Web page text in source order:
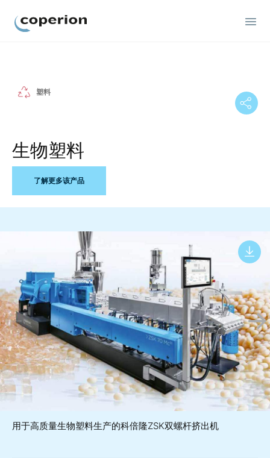
塑料
生物塑料
了解更多该产品
用于高质量生物塑料生产的科倍隆ZSK双螺杆挤出机